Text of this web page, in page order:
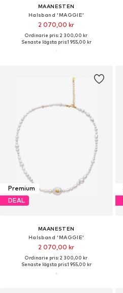
MAANESTEN
Halsband 'MAGGIE'
2 070,00 kr
Ordinarie pris: 2 300,00 kr
Senaste lägsta pris:1 955,00 kr
Premium
DEAL
MAANESTEN
Halsband 'MAGGIE'
2 070,00 kr
Ordinarie pris: 2 300,00 kr
Senaste lägsta pris:1 955,00 kr